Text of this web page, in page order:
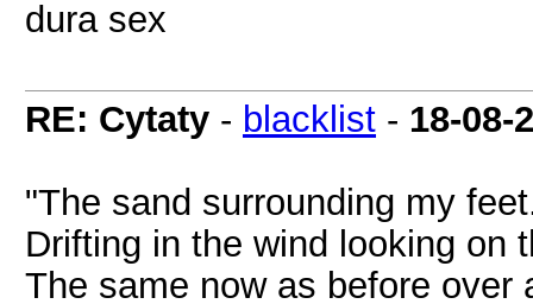
dura sex
RE: Cytaty - blacklist - 18-08-
"The sand surrounding my
Drifting in the wind looking on
The same now as before over